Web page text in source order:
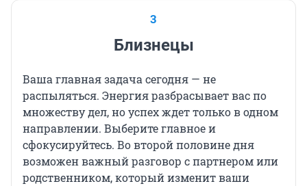
3
Близнецы
Ваша главная задача сегодня — не
распыляться. Энергия разбрасывает вас по
множеству дел, но успех ждет только в одном
направлении. Выберите главное и
сфокусируйтесь. Во второй половине дня
возможен важный разговор с партнером или
родственником, который изменит ваши